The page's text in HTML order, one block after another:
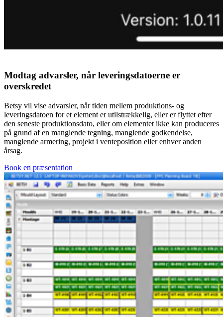
Modtag advarsler, når leveringsdatoerne er
overskredet
Betsy vil vise advarsler, når tiden mellem produktions- og
leveringsdatoen for et element er utilstrækkelig, eller er flyttet efter
den seneste produktionsdato, eller om elementet ikke kan produceres
på grund af en manglende tegning, manglende godkendelse,
manglende armering, projekt i venteposition eller enhver anden
årsag.
Book en præsentation